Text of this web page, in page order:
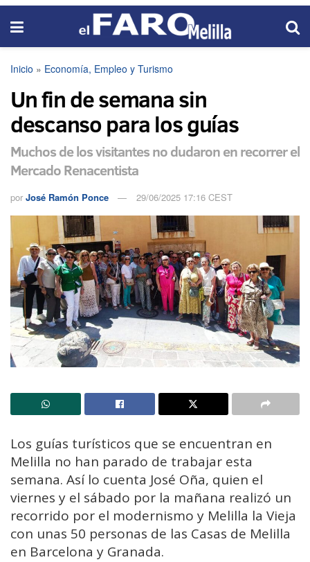
Inicio » Economía, Empleo y Turismo
Un fin de semana sin
descanso para los guías
Muchos de los visitantes no dudaron en recorrer el
Mercado Renacentista
por José Ramón Ponce 29/06/2025 17:16 CEST
Los guías turísticos que se encuentran en
Melilla no han parado de trabajar esta
semana. Así lo cuenta José Oña, quien el
viernes y el sábado por la mañana realizó un
recorrido por el modernismo y Melilla la Vieja
con unas 50 personas de las Casas de Melilla
en Barcelona y Granada.